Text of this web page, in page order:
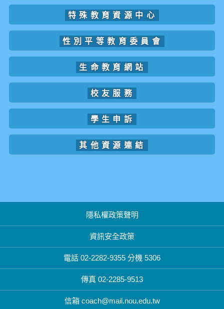
特殊教育資源中心
性別平等教育委員會
生命教育網站
校友服務
學生申訴
其他資源連結
隱私權政策聲明
資訊安全政策
電話 02-2282-9355 分機 5306
傳真 02-2285-9513
信箱 coach@mail.nou.edu.tw